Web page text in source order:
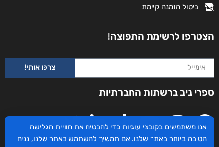
ביטול הזמנה קיימת
הצטרפו לרשימת התפוצה!
צרפו אותי!
ספרי ניב ברשתות החברתיות
אנו משתמשים בקובצי עוגיות כדי להבטיח את חוויית הגלישה
הטובה ביותר באתר שלנו. אם תמשיך להשתמש באתר שלנו, נניח